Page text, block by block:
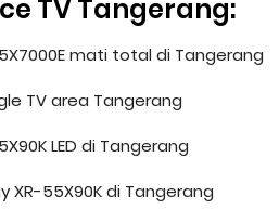
TV Tangerang:
mati total di Tangerang
TV area Tangerang
LED di Tangerang
XR-55X90K di Tangerang